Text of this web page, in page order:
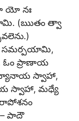
యో నః
(ఋతం త్వా
సమర్పయామి,
ఓం ప్రాణాయ
స్వాహా,
స్వాహా, మధ్యే
పాదౌ